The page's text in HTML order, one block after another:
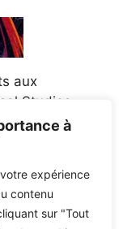
à
expérience
contenu
sur "Tout
aux
Studios
après la